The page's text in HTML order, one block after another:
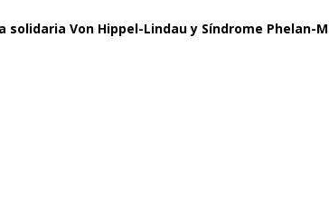
solidaria Von Hippel-Lindau y Síndrome Phelan-